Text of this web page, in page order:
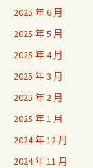
2025 年 6 月
2025 年 5 月
2025 年 4 月
2025 年 3 月
2025 年 2 月
2025 年 1 月
2024 年 12 月
2024 年 11 月